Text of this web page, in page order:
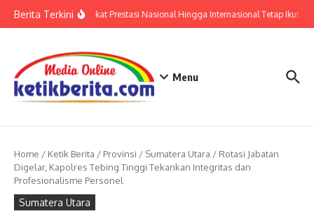
Berita TerkiniPolri: Sertifikat Prestasi Nasional Hingga Internasional Tetap Ikuti
Menu
Home / Ketik Berita / Provinsi / Sumatera Utara / Rotasi Jabatan
Digelar, Kapolres Tebing Tinggi Tekankan Integritas dan
Profesionalisme Personel
Sumatera Utara